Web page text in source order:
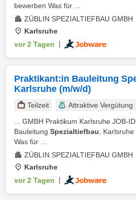
bewerben Was für ...
ZÜBLIN SPEZIALTIEFBAU GMBH
Karlsruhe
vor 2 Tagen
Praktikant:in Bauleitung
Karlsruhe (m/w/d)
Teilzeit Attraktive Vergütung
... GMBH Praktikum Karlsruhe JOB-
Bauleitung Spezialtiefbau ,
Was für ...
ZÜBLIN SPEZIALTIEFBAU GMBH
Karlsruhe
vor 2 Tagen